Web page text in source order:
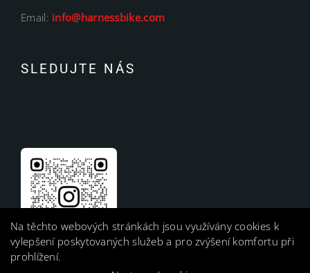
Email: info@harnessbike.com
SLEDUJTE NÁS
Na těchto webových stránkách jsou využívány cookies k
vylepšení poskytovaných služeb a pro zvýšení komfortu při
prohlížení.